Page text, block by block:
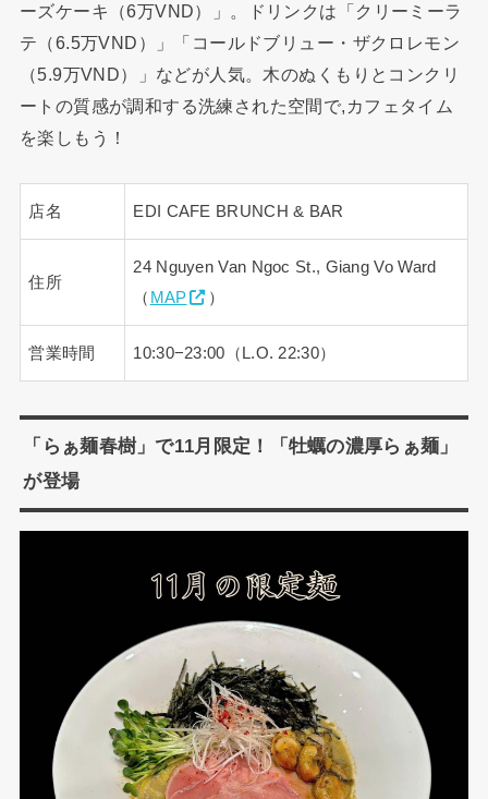
ーズケーキ（6万VND）」。ドリンクは「クリーミーラ
テ（6.5万VND）」「コールドブリュー・ザクロレモン
（5.9万VND）」などが人気。木のぬくもりとコンクリ
ートの質感が調和する洗練された空間で,カフェタイム
を楽しもう！
店名 EDI CAFE BRUNCH & BAR
住所
24 Nguyen Van Ngoc St., Giang Vo Ward
（ MAP ）
営業時間 10:30−23:00（L.O. 22:30）
「らぁ麺春樹」で11月限定！「牡蠣の濃厚らぁ麺」
が登場